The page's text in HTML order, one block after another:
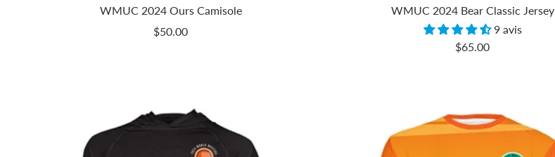
WMUC 2024 Ours Camisole
Prix
$50.00
WMUC 2024 Bear Classic Jersey
9 avis
Prix
$65.00